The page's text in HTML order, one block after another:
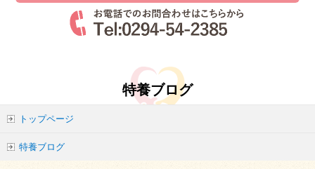
特養ブログ
トップページ
特養ブログ